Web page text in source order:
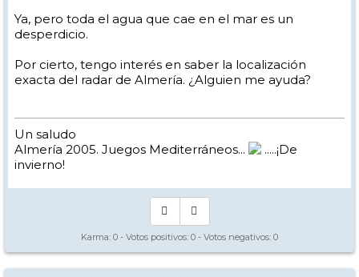
Ya, pero toda el agua que cae en el mar es un
desperdicio.
Por cierto, tengo interés en saber la localización
exacta del radar de Almería. ¿Alguien me ayuda?
Un saludo
Almería 2005. Juegos Mediterráneos...
.....¡De
invierno!
Karma: 0 - Votos positivos: 0 - Votos negativos: 0